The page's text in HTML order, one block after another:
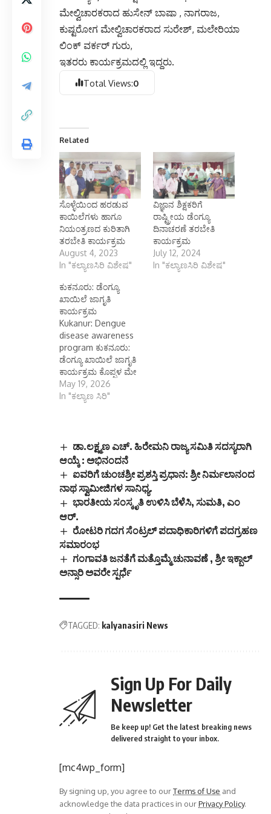
ಮೇಲ್ವಿಚಾರಕರಾದ ಹುಸೇನ್ ಬಾಷಾ , ನಾಗರಾಜ,
ಕುಷ್ಟರೋಗ ಮೇಲ್ವಿಚಾರಕರಾದ ಸುರೇಶ್, ಮಲೇರಿಯಾ
ಲಿಂಕ್ ವರ್ಕರ್ ಗುರು,
ಇತರರು ಕಾರ್ಯಕ್ರಮದಲ್ಲಿ ಇದ್ದರು.
Total Views:0
Related
ಸೊಳ್ಳೆಯಿಂದ ಹರಡುವ
ಕಾಯಿಲೆಗಳು ಹಾಗೂ
ನಿಯಂತ್ರಣದ ಕುರಿತಾಗಿ
ತರಬೇತಿ ಕಾರ್ಯಕ್ರಮ
August 4, 2023
In "ಕಲ್ಯಾಣಸಿರಿ ವಿಶೇಷ"
ವಿಜ್ಞಾನ ಶಿಕ್ಷಕರಿಗೆ
ರಾಷ್ಟ್ರೀಯ ಡೆಂಗ್ಯೂ
ದಿನಾಚರಣೆ ತರಬೇತಿ
ಕಾರ್ಯಕ್ರಮ
July 12, 2024
In "ಕಲ್ಯಾಣಸಿರಿ ವಿಶೇಷ"
ಕುಕನೂರು: ಡೆಂಗ್ಯೂ
ಖಾಯಿಲೆ ಜಾಗೃತಿ
ಕಾರ್ಯಕ್ರಮ
Kukanur: Dengue
disease awareness
program ಕುಕನೂರು:
ಡೆಂಗ್ಯೂ ಖಾಯಿಲೆ ಜಾಗೃತಿ
ಕಾರ್ಯಕ್ರಮ ಕೊಪ್ಪಳ ಮೇ
19 (ಕರ್ನಾಟಕ ವಾರ್ತೆ):
ಜಿಲ್ಲಾಡಳಿತ, ಜಿಲ್ಲಾ
ರೋಗವಾಹಕ ಆಶ್ರಿತ
ರೋಗಗಳ
ನಿಯಂತ್ರಣಾಧಿಕಾರಿಗಳ
ಕಛೇರಿ, ಕೊಪ್ಪಳ ಮತ್ತು
ಸಮುದಾಯ ಆರೋಗ್ಯ
ಕೇಂದ್ರ ಹಾಗೂ ಶ್ರೀ ಜ್ಞಾನ
ಕೋಚಿಂಗ್ ಸೆಂಟರ್,
ಕುಕನೂರು ಇವರ
ಸಂಯುಕ್ತಾಶ್ರಯದಲ್ಲಿ
ಸೋಮವಾರ ಶ್ರೀ ಜ್ಞಾನ
ಕೋಚಿಂಗ್ ಸೆಂಟರ್‌ನಲ್ಲಿ
“ಡೆಂಗ್ಯೂ ಖಾಯಿಲೆ…
May 19, 2026
In "ಕಲ್ಯಾಣ ಸಿರಿ"
ಡಾ.ಲಕ್ಷ್ಮಣ ಎಚ್. ಹಿರೇಮನಿ ರಾಜ್ಯ ಸಮಿತಿ ಸದಸ್ಯರಾಗಿ
ಆಯ್ಕೆ : ಅಭಿನಂದನೆ
ಐವರಿಗೆ ಚುಂಚಶ್ರೀ ಪ್ರಶಸ್ತಿ ಪ್ರಧಾನ: ಶ್ರೀ ನಿರ್ಮಲಾನಂದ
ನಾಥ ಸ್ವಾಮೀಜಿಗಳ ಸಾನಿಧ್ಯ.‌
ಭಾರತೀಯ ಸಂಸ್ಕೃತಿ ಉಳಿಸಿ ಬೆಳೆಸಿ, ಸುಮತಿ, ಎಂ
ಆರ್.
ರೋಟರಿ ಗದಗ ಸೆಂಟ್ರಲ್ ಪದಾಧಿಕಾರಿಗಳಿಗೆ ಪದಗ್ರಹಣ
ಸಮಾರಂಭ
ಗಂಗಾವತಿ ಜನತೆಗೆ ಮತ್ತೊಮ್ಮೆ ಚುನಾವಣೆ , ಶ್ರೀ ಇಕ್ಬಾಲ್
ಅನ್ಸಾರಿ ಅವರೇ ಸ್ಪರ್ಧೆ
TAGGED: kalyanasiri News
Sign Up For Daily
Newsletter
Be keep up! Get the latest breaking news
delivered straight to your inbox.
[mc4wp_form]
By signing up, you agree to ourTerms of Use and
acknowledge the data practices in ourPrivacy Policy.